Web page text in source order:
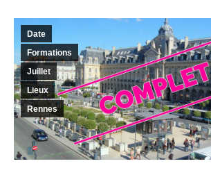
Date
Formations
Juillet
Lieux
Rennes